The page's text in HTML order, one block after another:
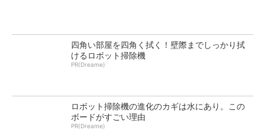
四角い部屋を四角く拭く！壁際までしっかり拭
けるロボット掃除機
PR(Dreame)
ロボット掃除機の進化のカギは水にあり。この
ボードがすごい理由
PR(Dreame)